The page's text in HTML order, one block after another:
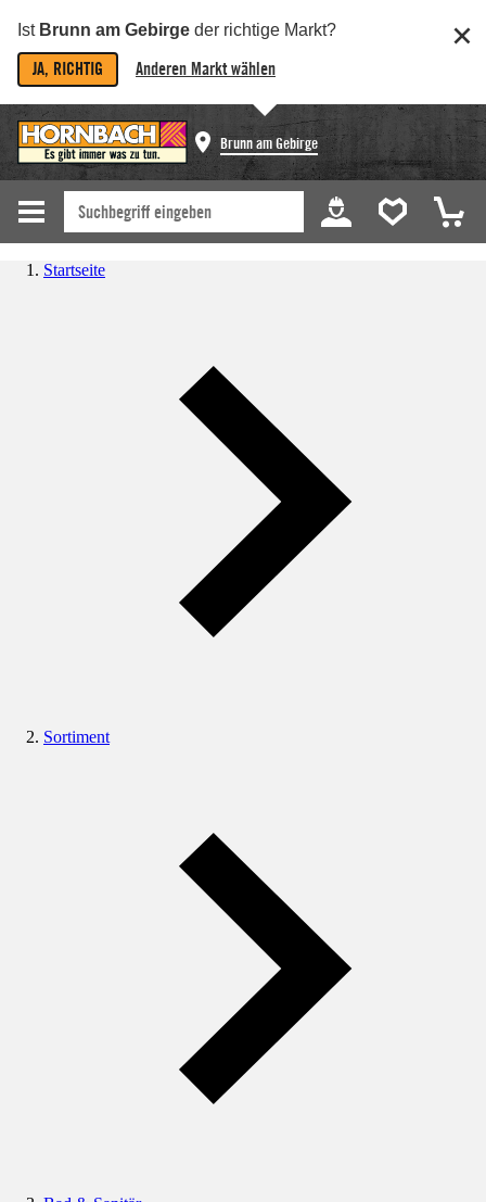
Ist Brunn am Gebirge der richtige Markt?
JA, RICHTIG Anderen Markt wählen
Brunn am Gebirge
Startseite
Sortiment